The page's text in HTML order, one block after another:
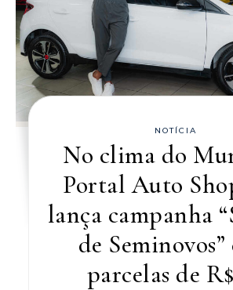
NOTÍCIA
No clima do
Portal Auto
lança campanha
de
parcelas de